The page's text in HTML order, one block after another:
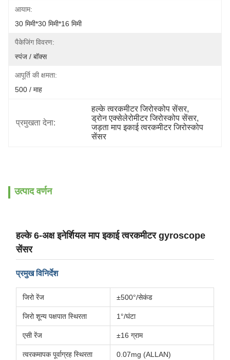
आयाम:
30 मिमी*30 मिमी*16 मिमी
पैकेजिंग विवरण:
स्पंज / बॉक्स
आपूर्ति की क्षमता:
500 / माह
प्रमुखता देना:
हल्के त्वरकमीटर जिरोस्कोप सेंसर,
ड्रोन एक्सेलेरोमीटर जिरोस्कोप सेंसर,
जड़ता माप इकाई त्वरकमीटर जिरोस्कोप
सेंसर
उत्पाद वर्णन
हल्के 6-अक्ष इनेर्शियल माप इकाई त्वरकमीटर gyroscope
सेंसर
प्रमुख विनिर्देश
जिरो रेंज ±500°/सेकंड
जिरो शून्य पक्षपात स्थिरता 1°/घंटा
एसी रेंज ±16 ग्राम
त्वरकमापक पूर्वाग्रह स्थिरता 0.07mg (ALLAN)